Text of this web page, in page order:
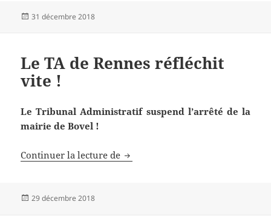
Publié
31 décembre 2018
Le TA de Rennes réfléchit
vite !
Le Tribunal Administratif suspend l’arrêté de la
mairie de Bovel !
Continuer la lecture de Le TA de Rennes réfléchit vite !
Publié
29 décembre 2018